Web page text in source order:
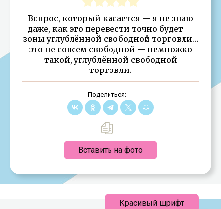
Вопрос, который касается — я не знаю
даже, как это перевести точно будет —
зоны углублённой свободной торговли…
это не совсем свободной — немножко
такой, углублённой свободной
торговли.
Поделиться:
Вставить на фото
Красивый шрифт